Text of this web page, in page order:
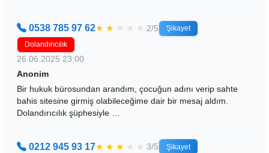
0538 785 97 62★ ★ ★ ★ ★ 2/5
Şikayet
Dolandırıcılık
26.06.2025 23:00
Anonim
Bir hukuk bürosundan arandım, çocuğun adını verip sahte
bahis sitesine girmiş olabileceğime dair bir mesaj aldım.
Dolandırıcılık şüphesiyle …
0212 945 93 17★ ★ ★ ★ ★ 3/5
Şikayet